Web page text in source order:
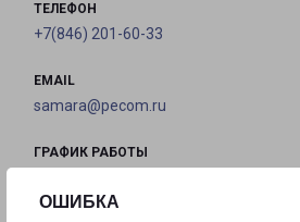
ОШИБКА
ТЕЛЕФОН
+7(846) 201-60-33
EMAIL
samara@pecom.ru
ГРАФИК РАБОТЫ